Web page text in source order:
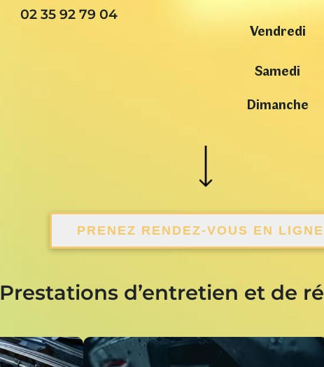
02 35 92 79 04
Vendredi
Samedi
Dimanche
PRENEZ RENDEZ-VOUS EN
Prestations d’entretien et de